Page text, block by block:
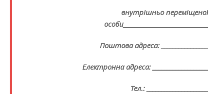
внутрішньо переміщеної
особи_____________________________
Поштова адреса: ________________
Електронна адреса: ___________________
Тел.: _____________________